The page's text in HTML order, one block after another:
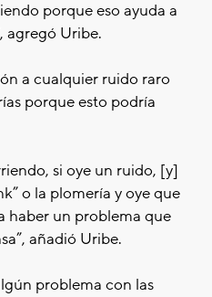
porque eso ayuda a
agregó Uribe.
a cualquier ruido raro
porque esto podría
si oye un ruido, [y]
o la plomería y oye que
haber un problema que
añadió Uribe.
problema con las